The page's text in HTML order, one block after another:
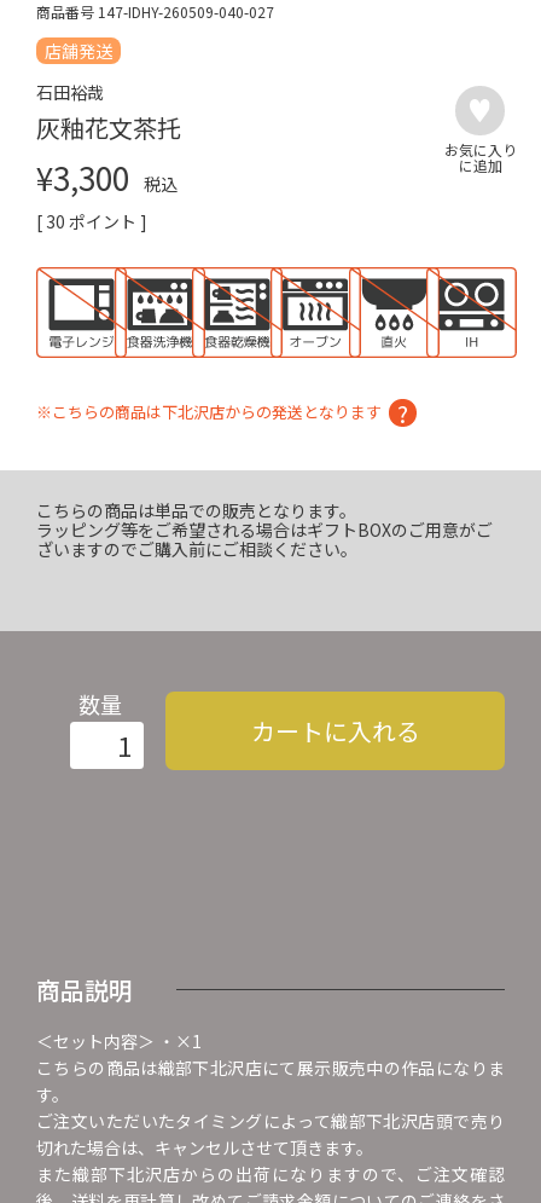
商品番号 147-IDHY-260509-040-027
店舗発送
石田裕哉
灰釉花文茶托
¥3,300
税込
[ 30 ポイント ]
※こちらの商品は下北沢店からの発送となります
こちらの商品は単品での販売となります。
ラッピング等をご希望される場合はギフトBOXのご用意がご
ざいますのでご購入前にご相談ください。
数量
カートに入れる
商品説明
＜セット内容＞ ・×1
こちらの商品は織部下北沢店にて展示販売中の作品になりま
す。
ご注文いただいたタイミングによって織部下北沢店頭で売り
切れた場合は、キャンセルさせて頂きます。
また織部下北沢店からの出荷になりますので、ご注文確認